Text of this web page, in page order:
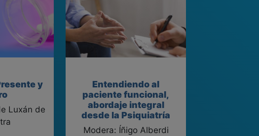
y
Luxán de
Entendiendo al
paciente funcional,
abordaje integral
desde la Psiquiatría
Modera: Íñigo Alberdi